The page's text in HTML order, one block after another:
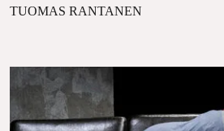
TUOMAS RANTANEN